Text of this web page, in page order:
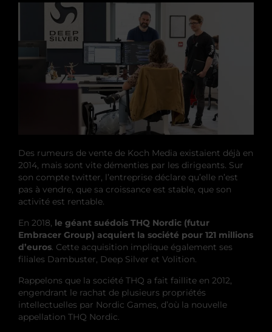
Des rumeurs de vente de Koch Media existaient déjà en
2014, mais sont vite démenties par les dirigeants. Sur
son compte twitter, l’entreprise déclare qu’elle n’est
pas à vendre, que sa croissance est stable, que son
activité est rentable.
En 2018, le géant suédois THQ Nordic (futur
Embracer Group) acquiert la société pour 121 millions
d’euros. Cette acquisition implique également ses
filiales Dambuster, Deep Silver et Volition.
Rappelons que la société THQ a fait faillite en 2012,
engendrant le rachat de plusieurs propriétés
intellectuelles par Nordic Games, d’où la nouvelle
appellation THQ Nordic.